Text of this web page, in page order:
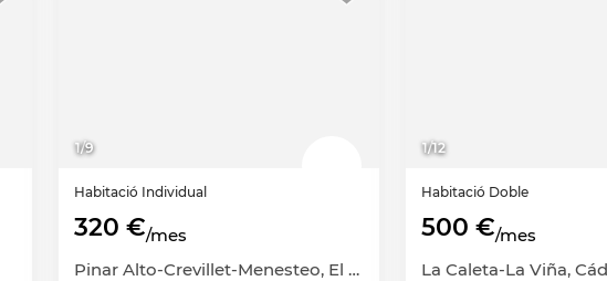
1/9
Habitació Individual
320 €/mes
Pinar Alto-Crevillet-Menesteo, El Puerto de Santa María, Cádiz
1/12
Habitació Doble
500 €/mes